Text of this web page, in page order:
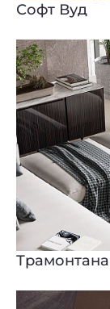
Софт Вуд
Трамонтана